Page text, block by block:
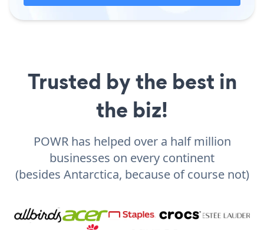
Trusted by the best in
the biz!
POWR has helped over a half million
businesses on every continent
(besides Antarctica, because of course not)